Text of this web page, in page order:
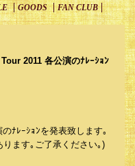
GOODS FAN CLUB
2011 各公演のﾅﾚｰｼｮﾝ
ﾅﾚｰｼｮﾝを発表致します｡
ます｡ご了承ください｡)